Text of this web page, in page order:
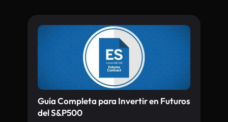
Guía Completa para Invertir en Futuros
del S&P500